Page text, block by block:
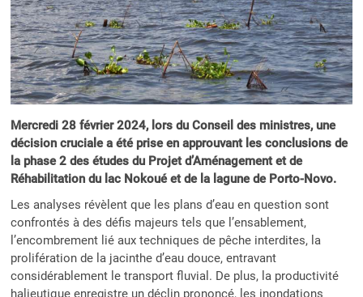
Mercredi 28 février 2024, lors du Conseil des ministres, une
décision cruciale a été prise en approuvant les conclusions de
la phase 2 des études du Projet d’Aménagement et de
Réhabilitation du lac Nokoué et de la lagune de Porto-Novo.
Les analyses révèlent que les plans d’eau en question sont
confrontés à des défis majeurs tels que l’ensablement,
l’encombrement lié aux techniques de pêche interdites, la
prolifération de la jacinthe d’eau douce, entravant
considérablement le transport fluvial. De plus, la productivité
halieutique enregistre un déclin prononcé, les inondations